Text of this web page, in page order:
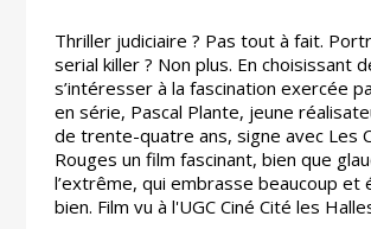
Thriller judiciaire ? Pas tout à fait.
serial killer ? Non plus. En choisissant
s’intéresser à la fascination exercée
en série, Pascal Plante, jeune
de trente-quatre ans, signe avec Les
Rouges un film fascinant, bien que
l’extrême, qui embrasse beaucoup
bien. Film vu à l'UGC Ciné Cité les